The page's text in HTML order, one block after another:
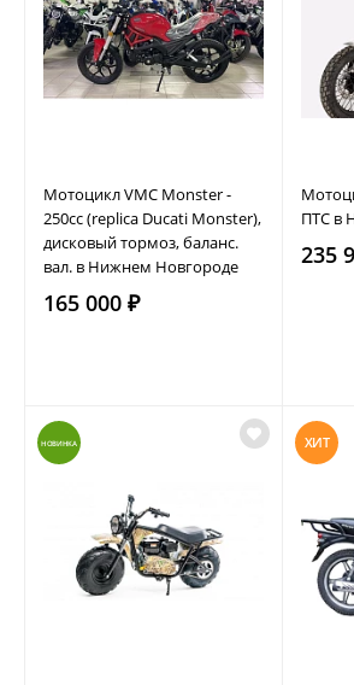
Мотоцикл VMC Monster -
250сс (replica Ducati Monster),
дисковый тормоз, баланс.
вал. в Нижнем Новгороде
165 000 ₽
ПТС в
235
НОВИНКА ХИТ